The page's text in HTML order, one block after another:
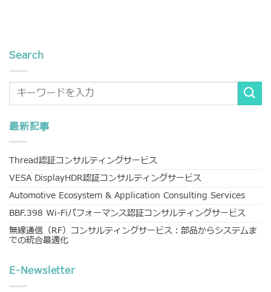
Search
最新記事
Thread認証コンサルティングサービス
VESA DisplayHDR認証コンサルティングサービス
Automotive Ecosystem & Application Consulting Services
BBF.398 Wi-Fiパフォーマンス認証コンサルティングサービス
無線通信（RF）コンサルティングサービス：部品からシステムま
での統合最適化
E-Newsletter